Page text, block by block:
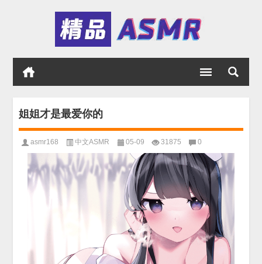
姐姐才是最爱你的
asmr168 中文ASMR 05-09 31875 0